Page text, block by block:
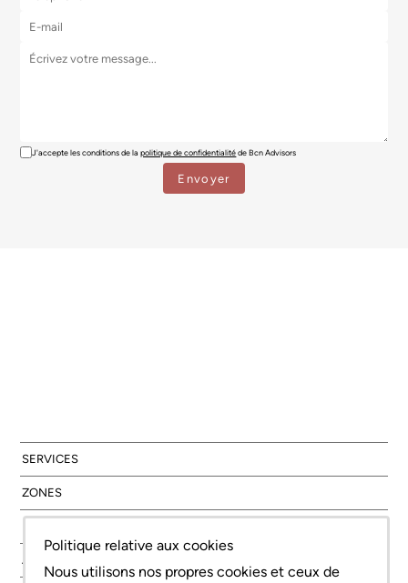
J'accepte les conditions de lapolitique de confidentialitéde Bcn Advisors
SERVICES
ZONES
À PROPOS DE NOUS
Politique relative aux cookies
Nous utilisons nos propres cookies et ceux de